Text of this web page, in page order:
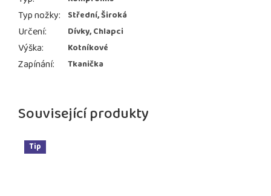
Související produkty
Tip
Typ nožky: Střední, Široká
Určení: Dívky, Chlapci
Výška: Kotníkové
Zapínání: Tkanička